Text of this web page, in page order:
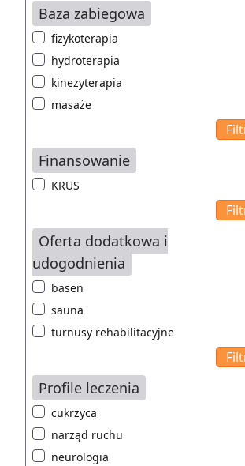
Baza zabiegowa
fizykoterapia
hydroterapia
kinezyterapia
masaże
Finansowanie
KRUS
Oferta dodatkowa i
udogodnienia
basen
sauna
turnusy rehabilitacyjne
Profile leczenia
cukrzyca
narząd ruchu
neurologia